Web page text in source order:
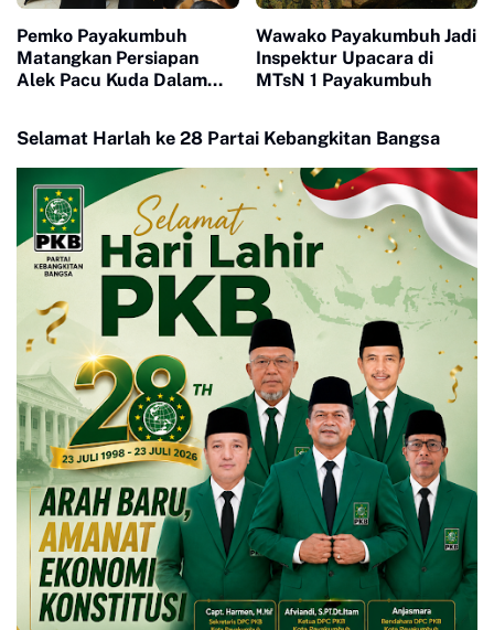
Pemko Payakumbuh
Matangkan Persiapan
Alek Pacu Kuda Dalam
Wawako Payakumbuh Jadi
Inspektur Upacara di
MTsN 1 Payakumbuh
Selamat Harlah ke 28 Partai Kebangkitan Bangsa